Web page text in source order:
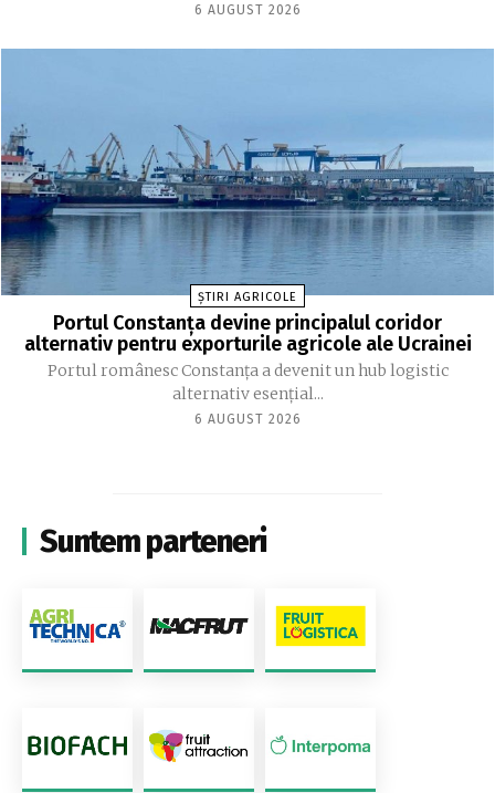
6 AUGUST 2026
ȘTIRI AGRICOLE
Portul Constanța devine principalul coridor
alternativ pentru exporturile agricole ale Ucrainei
Portul românesc Constanța a devenit un hub logistic
alternativ esențial...
6 AUGUST 2026
Suntem parteneri